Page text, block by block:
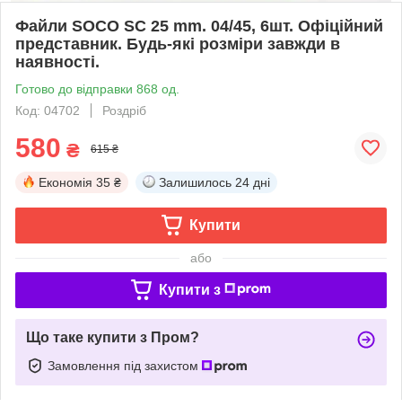
Файли SOCO SC 25 mm. 04/45, 6шт. Офіційний
представник. Будь-які розміри завжди в
наявності.
Готово до відправки 868 од.
Код: 04702
Роздріб
580 ₴ 615 ₴
Економія 35 ₴ Залишилось 24 дні
Купити
або
Купити з
Що таке купити з Пром?
Замовлення під захистом